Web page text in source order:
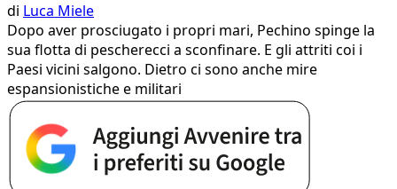
di Luca Miele
Dopo aver prosciugato i propri mari, Pechino spinge la
sua flotta di pescherecci a sconfinare. E gli attriti coi i
Paesi vicini salgono. Dietro ci sono anche mire
espansionistiche e militari